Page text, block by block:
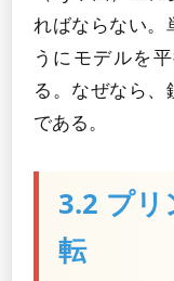
ればならない。
うにモデルを
る。なぜなら
である。
3.2 プリ
転